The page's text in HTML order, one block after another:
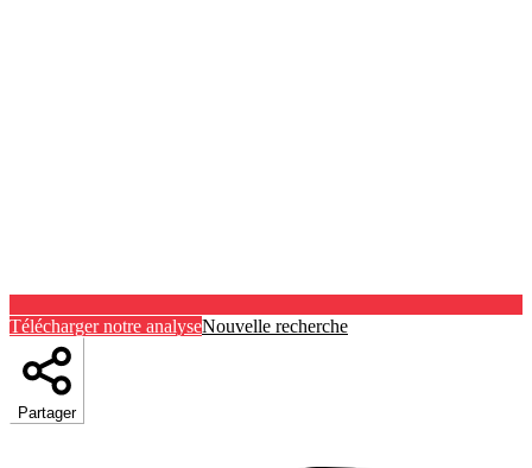
Télécharger notre analyseNouvelle recherche
Partager